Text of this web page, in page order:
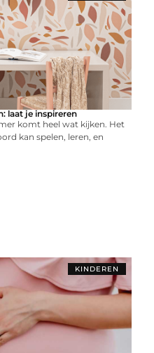
laat je inspireren
komt heel wat kijken. Het
kan spelen, leren, en
KINDEREN